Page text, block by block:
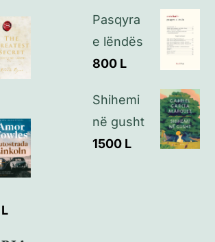
Kontakt
L
Pasqyra
e lëndës
800 L
Shihemi
në gusht
1500 L